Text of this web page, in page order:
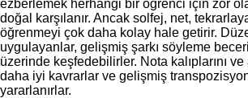
ezberlemek herhangi bir öğrenci için zor
doğal karşılanır. Ancak solfej, net,
öğrenmeyi çok daha kolay hale getirir.
uygulayanlar, gelişmiş şarkı söyleme
üzerinde keşfedebilirler. Nota kalıplarını
daha iyi kavrarlar ve gelişmiş
yararlanırlar.